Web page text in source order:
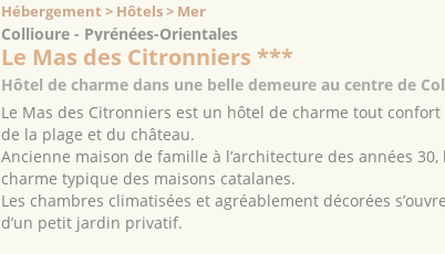
Hébergement > Hôtels > Mer
Collioure - Pyrénées-Orientales
Le Mas des Citronniers ***
Hôtel de charme dans une belle demeure au centre de
Le Mas des Citronniers est un hôtel de charme tout
de la plage et du château.
Ancienne maison de famille à l’architecture des années
charme typique des maisons catalanes.
Les chambres climatisées et agréablement décorées
d’un petit jardin privatif.